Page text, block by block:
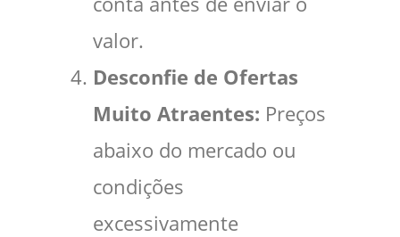
valor.
Desconfie de Ofertas
Muito Atraentes: Preços
abaixo do mercado ou
condições
excessivamente